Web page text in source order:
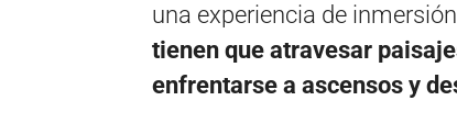
una experiencia de
tienen que atravesar
enfrentarse a ascensos y